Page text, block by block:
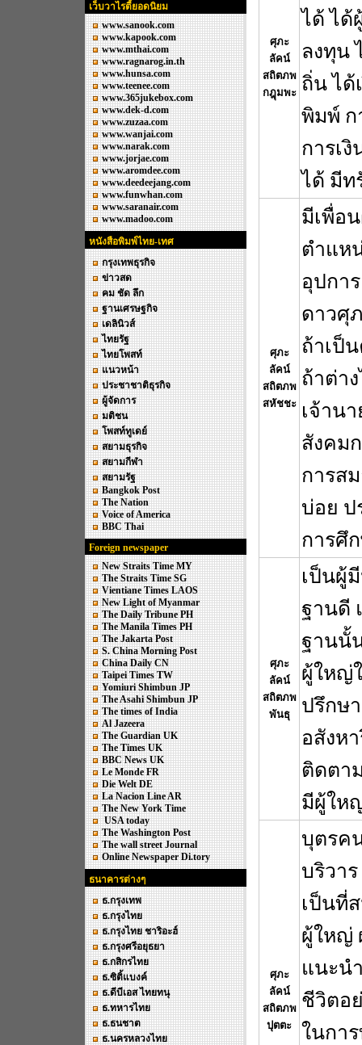
เว็บวาไรตี้ยอดนิยม
www.sanook.com
www.kapook.com
www.mthai.com
www.ragnarog.in.th
www.hunsa.com
www.teenee.com
www.365jukebox.com
www.dek-d.com
www.zuzaa.com
www.wanjai.com
www.narak.com
www.jorjae.com
www.aromdee.com
www.deedeejang.com
www.funwhan.com
www.saranair.com
www.madoo.com
หนังสือพิมพ์ไทย-เทศ
กรุงเทพธุรกิจ
ข่าวสด
คม ชัด ลึก
ฐานเศรษฐกิจ
เดลินิวส์
ไทยรัฐ
ไทยโพสท์
แนวหน้า
ประชาชาติธุรกิจ
ผู้จัดการ
มติชน
โพสท์ทูเดย์
สยามธุรกิจ
สยามกีฬา
สยามรัฐ
Bangkok Post
The Nation
Voice of America
BBC Thai
Foreign newspaper
New Straits Time MY
The Straits Time SG
Vientiane Times LAOS
New Light of Myanmar
The Daily Tribune PH
The Manila Times PH
The Jakarta Post
S. China Morning Post
China Daily CN
Taipei Times TW
Yomiuri Shimbun JP
The Asahi Shimbun JP
The times of India
Al Jazeera
The Guardian UK
The Times UK
BBC News UK
Le Monde FR
Die Welt DE
La Nacion Line AR
The New York Time
USA today
The Washington Post
The wall street Journal
Online Newspaper Di.tory
ธนาคารต่างๆ
ธ.กรุงเทพ
ธ.กรุงไทย
ธ.กรุงไทย ชาริอะฮ์
ธ.กรุงศรีอยุธยา
ธ.กสิกรไทย
ธ.ซิติ้แบงค์
ธ.ดีบีเอส ไทยทนุ
ธ.ทหารไทย
ธ.ธนชาต
ธ.นครหลวงไทย
ศุภะ
ลัคน์
สถิตภพ
กฎุมพะ
ได้ ได้
ลงทุน
ถิ่น ได้
พิมพ์ ก
การเ
ได้ มีท
ศุภะ
ลัคน์
สถิตภพ
สหัชชะ
มีเพื่อ
ตำแห
อุปกา
ดาวศุ
ถ้าเป็
ถ้าต่า
เจ้าน
สังคม
การส
บ่อย ป
การศึ
ศุภะ
ลัคน์
สถิตภพ
พันธุ
เป็นผู้
ฐานดี
ฐานนั้
ผู้ใหญ่
ปรึกษ
อสังห
ติดตา
มีผู้ให
ศุภะ
ลัคน์
สถิตภพ
ปุตตะ
บุตรค
บริวา
เป็นที่
ผู้ใหญ่
แนะน
ชีวิตอ
ในกา